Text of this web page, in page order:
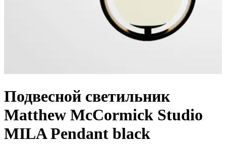
Подвесной светильник
Matthew McCormick Studio
MILA Pendant black